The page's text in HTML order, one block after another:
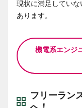
現状に満足してい
あります。
機電系エンジ
フリーラン